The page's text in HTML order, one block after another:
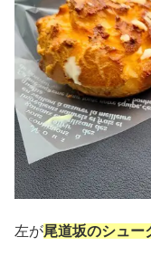
左が尾道坂のシュ